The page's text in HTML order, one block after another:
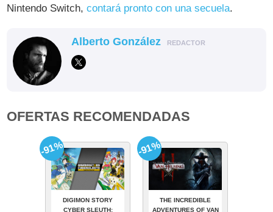
Nintendo Switch,contará pronto con una secuela.
Alberto González REDACTOR
OFERTAS RECOMENDADAS
DIGIMON STORY
CYBER SLEUTH:
-91%
THE INCREDIBLE
ADVENTURES OF VAN
-91%